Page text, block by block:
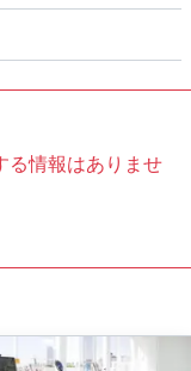
る情報はありませ